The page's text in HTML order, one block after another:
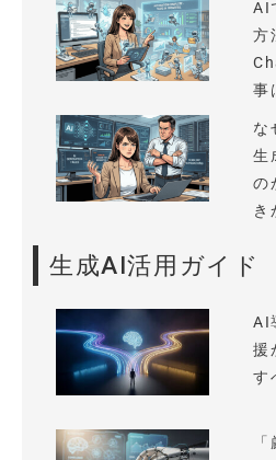
AI
方
事
な
生
の
き
生成AI活用ガイド
AI
援
す